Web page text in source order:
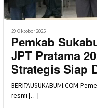
29 Oktober 2025
Pemkab
JPT Pratama
Strategis Siap
BERITAUSUKABUMI.COM-
resmi […]